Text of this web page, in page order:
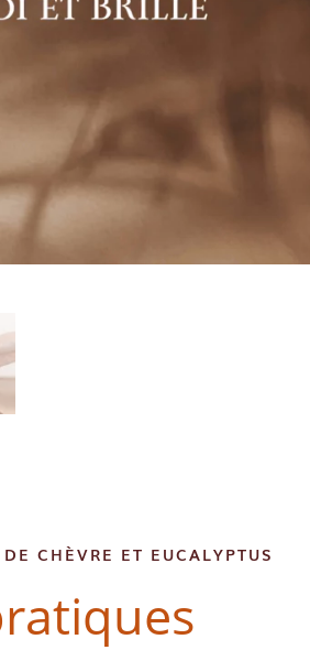
CHÈVRE ET EUCALYPTUS